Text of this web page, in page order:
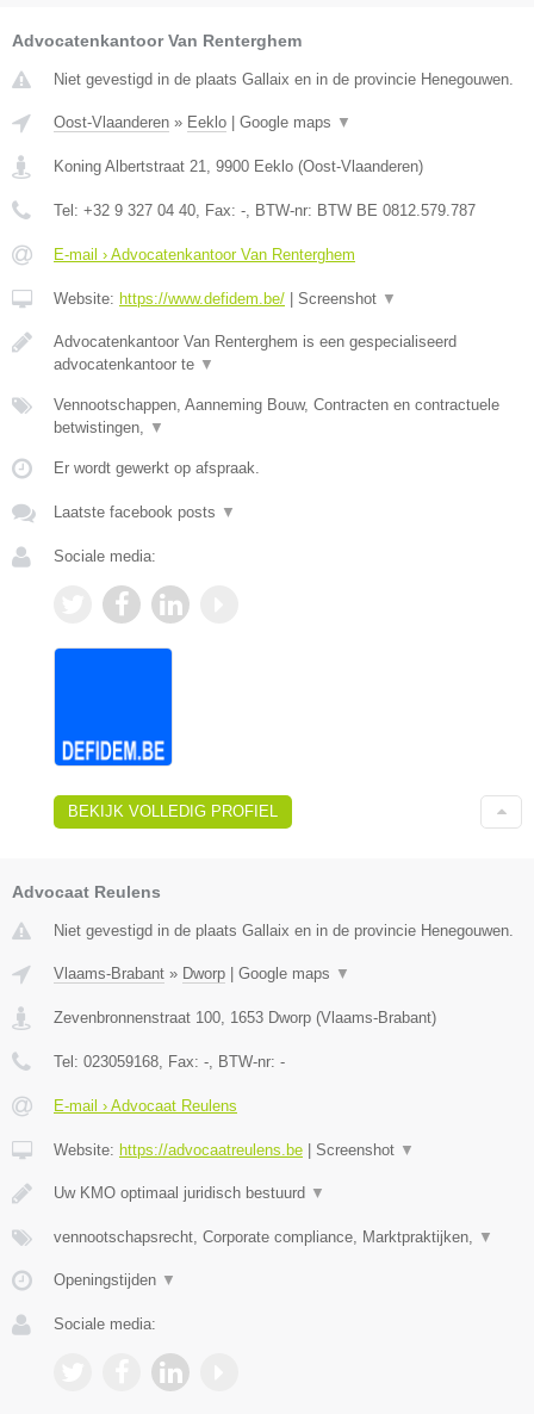
Advocatenkantoor Van Renterghem
Niet gevestigd in de plaats Gallaix en in de provincie Henegouwen.
Oost-Vlaanderen » Eeklo Google maps ▼
Koning Albertstraat 21 9900 Eeklo (Oost-Vlaanderen)
Tel: +32 9 327 04 40 , Fax: - , BTW-nr: BTW BE 0812.579.787
E-mail › Advocatenkantoor Van Renterghem
Website: https://www.defidem.be/ Screenshot ▼
Advocatenkantoor Van Renterghem is een gespecialiseerd
advocatenkantoor te ▼
Vennootschappen, Aanneming Bouw, Contracten en contractuele
betwistingen,
▼
Er wordt gewerkt op afspraak.
Laatste facebook posts ▼
Sociale media:
BEKIJK VOLLEDIG PROFIEL
Advocaat Reulens
Niet gevestigd in de plaats Gallaix en in de provincie Henegouwen.
Vlaams-Brabant » Dworp Google maps ▼
Zevenbronnenstraat 100 1653 Dworp (Vlaams-Brabant)
Tel: 023059168 , Fax: - , BTW-nr: -
E-mail › Advocaat Reulens
Website: https://advocaatreulens.be Screenshot ▼
Uw KMO optimaal juridisch bestuurd ▼
vennootschapsrecht, Corporate compliance, Marktpraktijken, ▼
Openingstijden ▼
Sociale media: